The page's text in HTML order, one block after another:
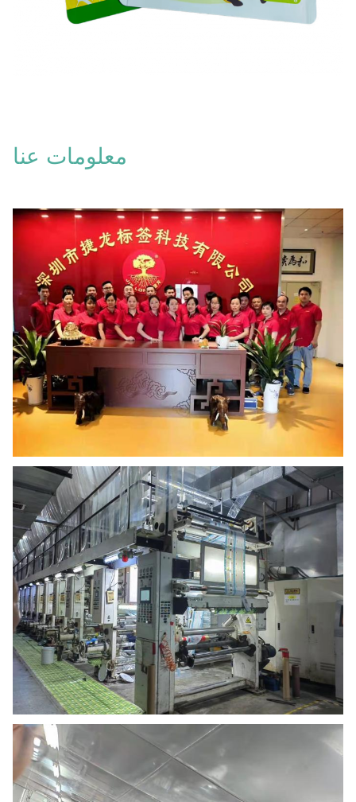
معلومات عنا